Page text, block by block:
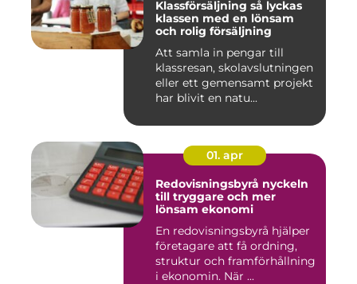
Klassförsäljning så lyckas
klassen med en lönsam
och rolig försäljning
Att samla in pengar till
klassresan, skolavslutningen
eller ett gemensamt projekt
har blivit en natu...
01. apr
Redovisningsbyrå nyckeln
till tryggare och mer
lönsam ekonomi
En redovisningsbyrå hjälper
företagare att få ordning,
struktur och framförhållning
i ekonomin. När ...